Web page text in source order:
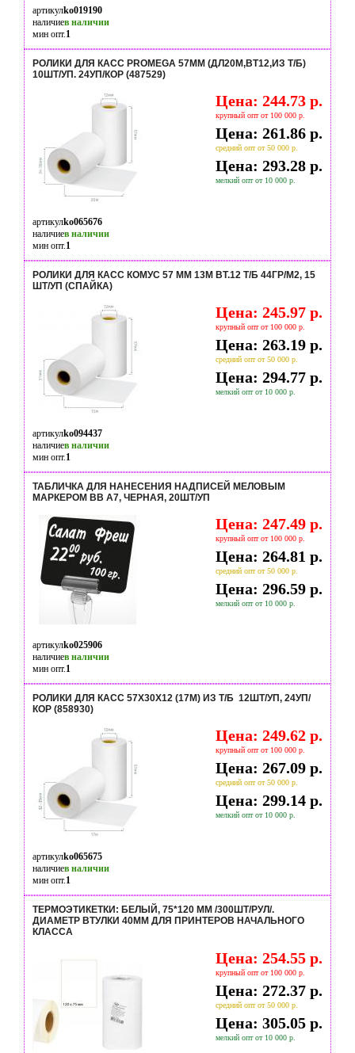
артикулko019190
наличиев наличии
мин опт.1
РОЛИКИ ДЛЯ КАСС PROMEGA 57ММ (ДЛ20М,ВТ12,ИЗ Т/Б)
10ШТ/УП. 24УП/КОР (487529)
Цена: 244.73 р.
крупный опт от 100 000 р.
Цена: 261.86 р.
средний опт от 50 000 р.
Цена: 293.28 р.
мелкий опт от 10 000 р.
артикулko065676
наличиев наличии
мин опт.1
РОЛИКИ ДЛЯ КАСС КОМУС 57 ММ 13М ВТ.12 Т/Б 44ГР/М2, 15
ШТ/УП (СПАЙКА)
Цена: 245.97 р.
крупный опт от 100 000 р.
Цена: 263.19 р.
средний опт от 50 000 р.
Цена: 294.77 р.
мелкий опт от 10 000 р.
артикулko094437
наличиев наличии
мин опт.1
ТАБЛИЧКА ДЛЯ НАНЕСЕНИЯ НАДПИСЕЙ МЕЛОВЫМ
МАРКЕРОМ BB A7, ЧЕРНАЯ, 20ШТ/УП
Цена: 247.49 р.
крупный опт от 100 000 р.
Цена: 264.81 р.
средний опт от 50 000 р.
Цена: 296.59 р.
мелкий опт от 10 000 р.
артикулko025906
наличиев наличии
мин опт.1
РОЛИКИ ДЛЯ КАСС 57Х30Х12 (17М) ИЗ Т/Б 12ШТ/УП, 24УП/
КОР (858930)
Цена: 249.62 р.
крупный опт от 100 000 р.
Цена: 267.09 р.
средний опт от 50 000 р.
Цена: 299.14 р.
мелкий опт от 10 000 р.
артикулko065675
наличиев наличии
мин опт.1
ТЕРМОЭТИКЕТКИ: БЕЛЫЙ, 75*120 ММ /300ШТ/РУЛ/.
ДИАМЕТР ВТУЛКИ 40ММ ДЛЯ ПРИНТЕРОВ НАЧАЛЬНОГО
КЛАССА
Цена: 254.55 р.
крупный опт от 100 000 р.
Цена: 272.37 р.
средний опт от 50 000 р.
Цена: 305.05 р.
мелкий опт от 10 000 р.